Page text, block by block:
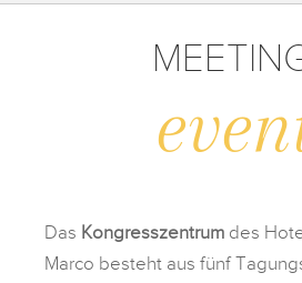
Das Kongresszentrum des
Marco besteht aus fünf